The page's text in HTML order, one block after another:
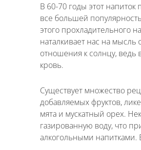
В 60-70 годы этот
все большей
этого прохладительного
наталкивает нас на мысль
отношения к солнцу, ведь
кровь.
Существует множество
добавляемых фруктов,
мята и мускатный орех.
газированную воду, что
алкогольными